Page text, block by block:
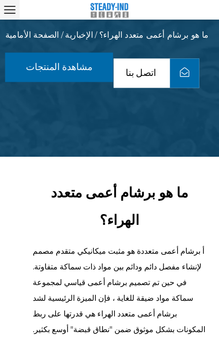
الصفحة الأمامية / الإخبارية / ما هو برشام أعمى متعدد الهراء؟
مشاهدة المنتجات
ما هو برشام أعمى متعدد
الهراء؟
أ برشام أعمى متعددة هو مثبت ميكانيكي متقدم مصمم
لإنشاء مفصل دائم ودائم بين مواد ذات سماكة متفاوتة.
في حين تم تصميم برشام أعمى قياسي لمجموعة
سماكة مواد ضيقة للغاية ، فإن الميزة الرئيسية لشد
برشام أعمى متعدد الهراء هي قدرتها على ربط
المكونات بشكل موثوق ضمن "نطاق قبضة" أوسع بكثير.